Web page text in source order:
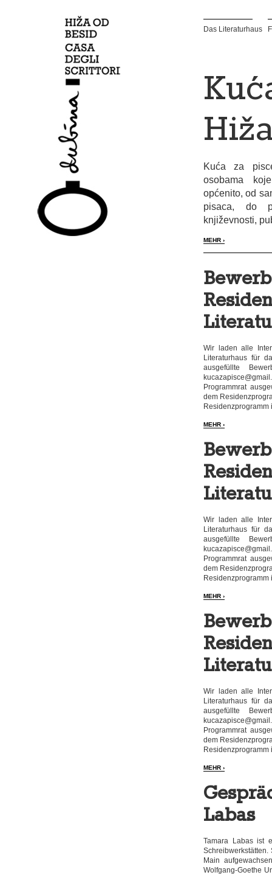
Das Literaturhaus
Kuća za
osobama
općenito, od
pisaca, do
književnosti,
MEHR ›
Wir laden alle
Literaturhaus für
ausgefüllte
Programmrat
dem
Residenzprogramm
MEHR ›
Wir laden alle
Literaturhaus für
ausgefüllte
Programmrat
dem
Residenzprogramm
MEHR ›
Wir laden alle
Literaturhaus für
ausgefüllte
Programmrat
dem
Residenzprogramm
MEHR ›
Labas
Tamara Labas ist
Main
Wolfgang-Goethe